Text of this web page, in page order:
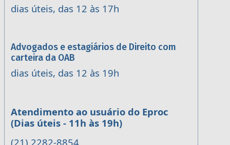
dias úteis, das 12 às 17h
Advogados e estagiários de Direito com
carteira da OAB
dias úteis, das 12 às 19h
Atendimento ao usuário do Eproc
(Dias úteis - 11h às 19h)
(21) 2282-8854